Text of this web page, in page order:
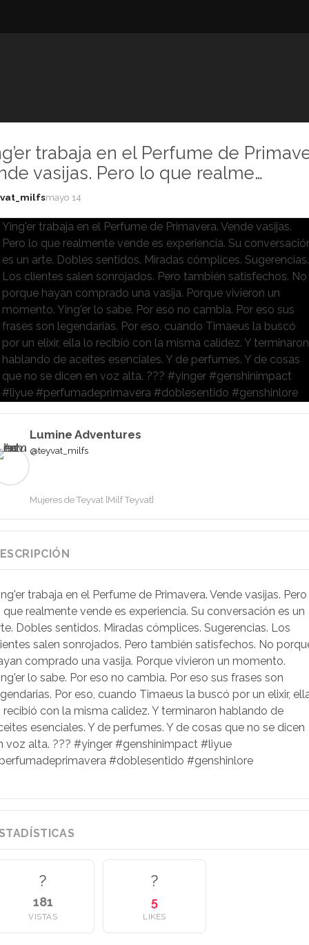
trabaja en el Perfume de
vasijas. Pero lo que realme…
mayo 14
Ying'er trabaja en el Perfume de Primavera. Vende vasijas.
Pero lo que realmente vende es experiencia. Su
es un arte. Dobles sentidos. Miradas cómplices. Sugerencias.
Los clientes salen sonrojados. Pero también satisfechos. No
porque hayan comprado una vasija. Porque vivieron un
momento. Ying'er lo sabe. Por eso no cambia. Por eso sus
frases son legendarias. Por eso, cuando Timaeus la buscó
por un elixir, ella lo recibió con la misma calidez. Y terminaron
hablando de aceites esenciales. Y de perfumes. Y de cosas
que no se dicen en voz alta. ??? #yinger #genshinimpact
#liyue #perfumadeprimavera #doblesentido #genshinlore
Lumine Adventures
@teyvat_milfs
Mujeres de Teyvat [Milf Teyvat]
trabaja en el Perfume de Primavera. Vende vasijas. Pero
que realmente vende es experiencia. Su conversación es un
Dobles sentidos. Miradas cómplices. Sugerencias. Los
salen sonrojados. Pero también satisfechos. No
comprado una vasija. Porque vivieron un momento.
lo sabe. Por eso no cambia. Por eso sus frases son
Por eso, cuando Timaeus la buscó por un elixir,
recibió con la misma calidez. Y terminaron hablando de
esenciales. Y de perfumes. Y de cosas que no se dicen
voz alta. ??? #yinger #genshinimpact #liyue
#doblesentido #genshinlore
?
181
VISTAS
?
5
LIKES